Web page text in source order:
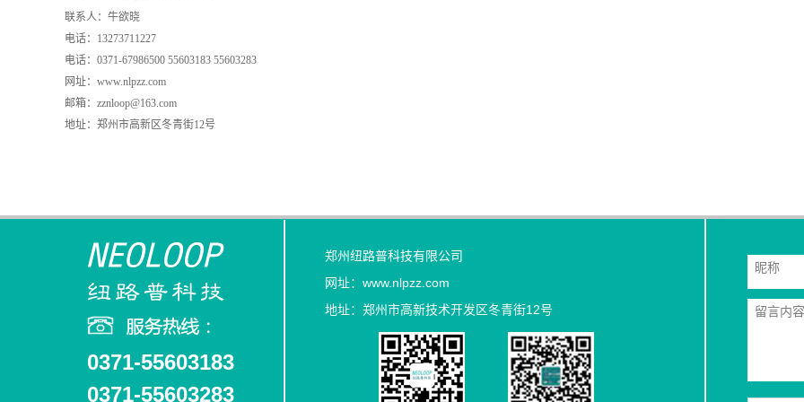
联系人：牛欲晓
电话：13273711227
电话：0371-67986500 55603183 55603283
网址： www.nlpzz.com
邮箱：zznloop@163.com
地址：郑州市高新区冬青街12号
0371-55603183
0371-55603283
郑州纽路普科技有限公司
网址： www.nlpzz.com
地址：郑州市高新技术开发区冬青街12号
昵称
留言内容